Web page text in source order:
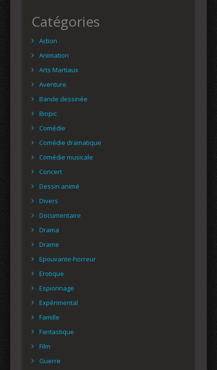
Catégories
Action
Animation
Arts Martiaux
Aventure
Bande dessinée
Biopic
Comédie
Comédie dramatique
Comédie musicale
Concert
Dessin animé
Divers
Documentaire
Drama
Drame
Epouvante-horreur
Erotique
Espionnage
Expérimental
Famille
Fantastique
Film
Guerre